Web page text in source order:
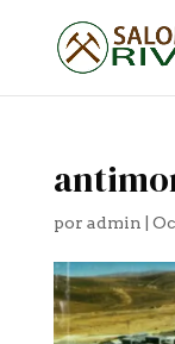
por admin